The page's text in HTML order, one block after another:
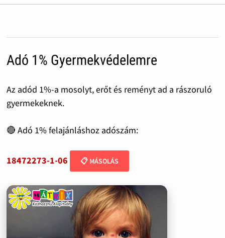
Adó 1% Gyermekvédelemre
Az adód 1%-a mosolyt, erőt és reményt ad a rászoruló
gyermekeknek.
🔴 Adó 1% felajánláshoz adószám:
18472273-1-06 📋 MÁSOLÁS